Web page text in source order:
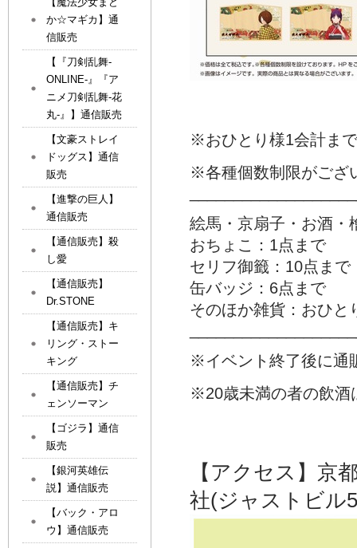
※おひとり様1会計ま
※各種個数制限がござ
絵馬・京扇子・お酒・
おちょこ：1点まで
セリフ御籤：10点ま
缶バッジ：6点まで
そのほか雑貨：おひと
※イベント終了後に通
※20歳未満の者の飲酒
【アクセス】京
社(ジャストビル
か☆マギカ】通
信販売
【『刀剣乱舞-
ONLINE-』『ア
ニメ刀剣乱舞-花
丸-』】通信販売
【文豪ストレイ
ドッグス】通信
販売
【進撃の巨人】
通信販売
【通信販売】殺
し愛
【通信販売】
Dr.STONE
【通信販売】キ
リング・ストー
キング
【通信販売】チ
ェンソーマン
【ゴジラ】通信
販売
【銀河英雄伝
説】通信販売
【バック・アロ
ウ】通信販売